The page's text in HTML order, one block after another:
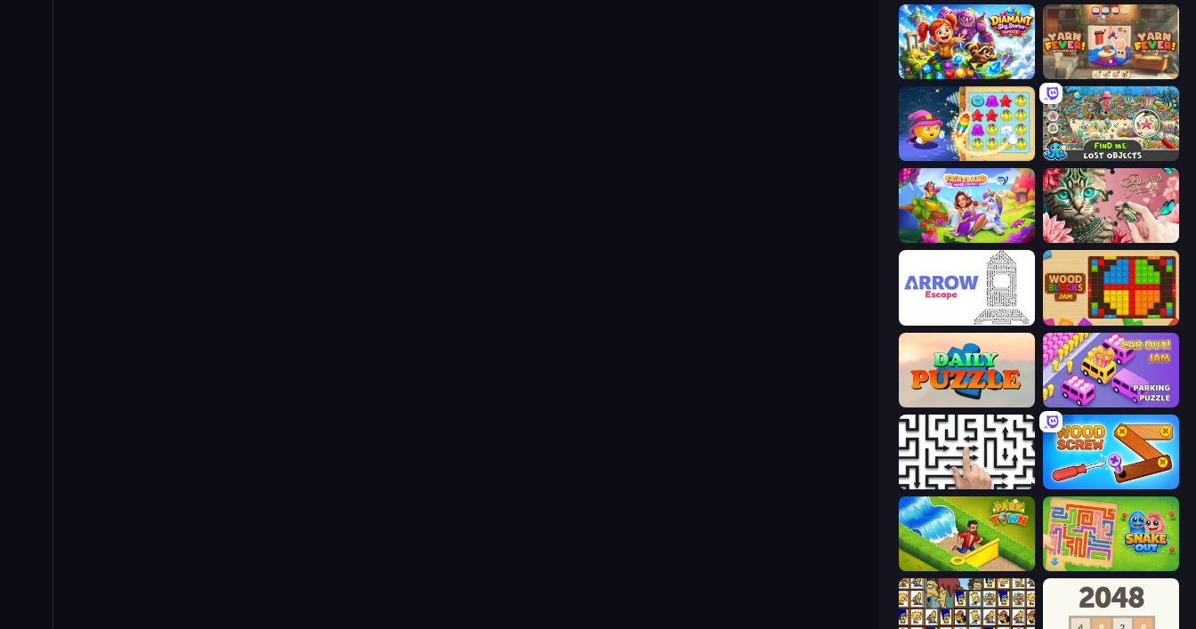
Diamant: Sky Stories Match 3 Yarn Fever! Unravel Puzzle
Candy Riddles Find Me: Lost Objects
Fairyland Merge & Magic Favorite Puzzles
Arrow Escape Wood Blocks Jam
Car OUT! Jam Parking Puzzle
Arrow Escape: Puzzle Wood Screw: Bolts Puzzle
Park Town Snake Out: Maze Escape